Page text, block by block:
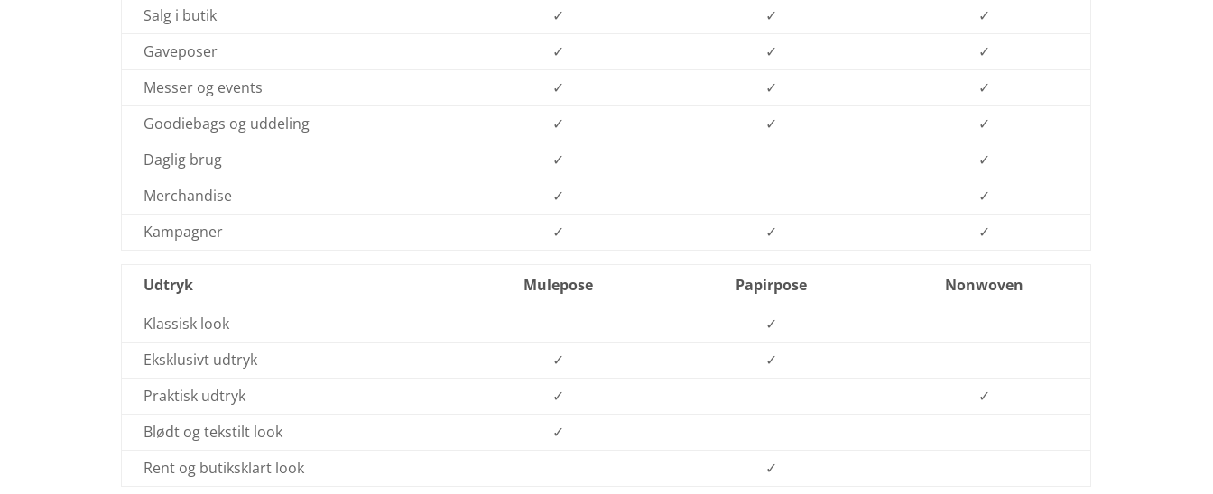
Salg i butik
✓ ✓
✓
Gaveposer
✓ ✓
✓
Messer og events
✓ ✓
✓
Goodiebags og uddeling
✓ ✓
✓
Daglig brug
✓
✓
Merchandise
✓
✓
Kampagner
✓ ✓ ✓
Udtryk Mulepose Papirpose
Nonwoven
Klassisk look
✓
Eksklusivt udtryk
✓
✓
Praktisk udtryk
✓
✓
Blødt og tekstilt look
✓
Rent og butiksklart look
✓